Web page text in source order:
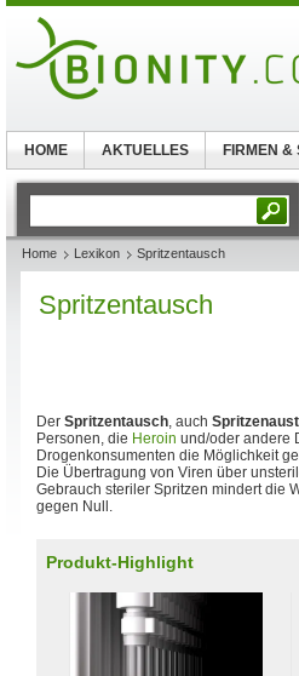
Home Lexikon Spritzentausch
Spritzentausch
Der Spritzentausch, auch
Personen, die Heroin und/oder andere
Drogenkonsumenten die Möglichkeit
Die Übertragung von Viren über
Gebrauch steriler Spritzen mindert die
gegen Null.
Produkt-Highlight
HOME AKTUELLES FIRMEN &